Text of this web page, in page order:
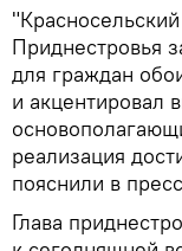
Приднестровья
для граждан
и акцентировал
реализация
пояснили в
Глава